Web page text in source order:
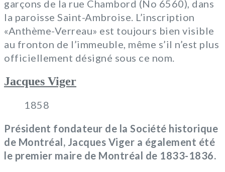
garçons de la rue Chambord (No 6560), dans
la paroisse Saint-Ambroise. L’inscription
«Anthème-Verreau» est toujours bien visible
au fronton de l’immeuble, même s’il n’est plus
officiellement désigné sous ce nom.
Jacques Viger
1858
Président fondateur de la Société historique
de Montréal, Jacques Viger a également été
le premier maire de Montréal de 1833-1836.